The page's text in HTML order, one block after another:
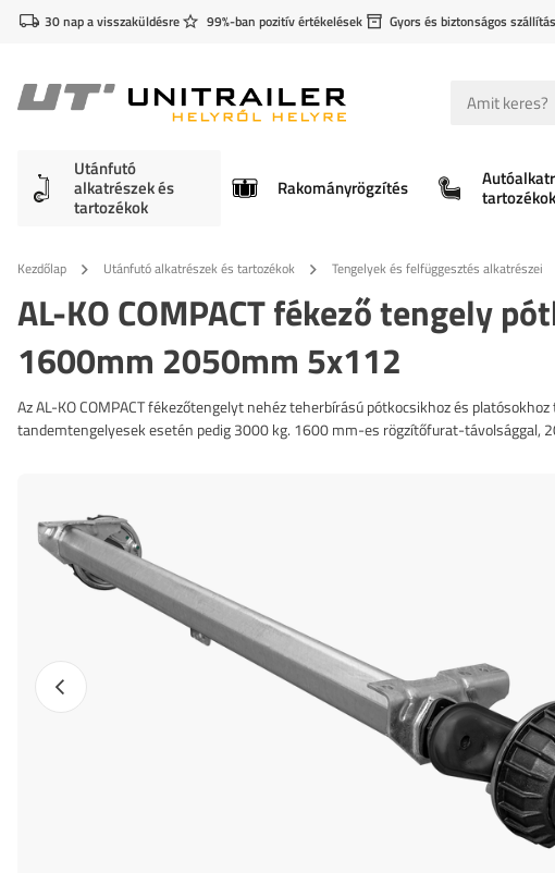
30 nap a visszaküldésre 99%-ban pozitív értékelések Gyors és biztonságos szállítás
Utánfutó
alkatrészek és
tartozékok
Rakományrögzítés tartozékok
Kezdőlap Utánfutó alkatrészek és tartozékok Tengelyek és felfüggesztés alkatrészei
AL-KO COMPACT fékező tengely
1600mm 2050mm 5x112
Az AL-KO COMPACT fékezőtengelyt nehéz teherbírású pótkocsikhoz és
tandemtengelyesek esetén pedig 3000 kg. 1600 mm-es rögzítőfurat-távolsággal,
Előző fotó